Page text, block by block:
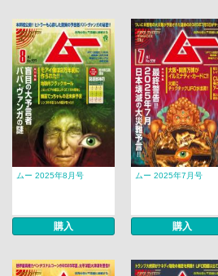
ムー 2025年8月号
購入
ムー 2025年7月号
購入